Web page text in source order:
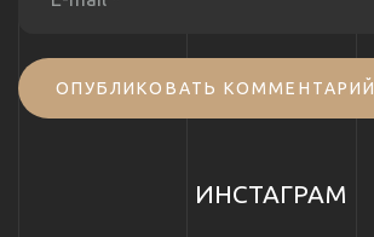
ОПУБЛИКОВАТЬ КОММЕНТАРИЙ
ИНСТАГРАМ